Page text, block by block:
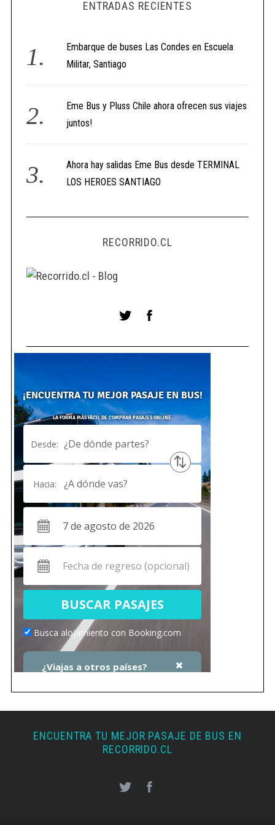
ENTRADAS RECIENTES
Embarque de buses Las Condes en Escuela
Militar, Santiago
Eme Bus y Pluss Chile ahora ofrecen sus viajes
juntos!
Ahora hay salidas Eme Bus desde TERMINAL
LOS HEROES SANTIAGO
RECORRIDO.CL
ENCUENTRA TU MEJOR PASAJE DE BUS EN
RECORRIDO.CL